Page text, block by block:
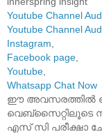
Youtube Channel
Youtube Channel
Instagram,
Facebook page,
Youtube,
Whatsapp Chat Now
ഈ അവസരത്തിൽ
വെബ്സൈറ്റിലൂടെ
എസ് സി പരീക്ഷാ